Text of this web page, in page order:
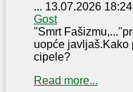
... 13.07.2026 18:24
Gost
"Smrt
uopće javljaš.Kako
cipele?
Read more...